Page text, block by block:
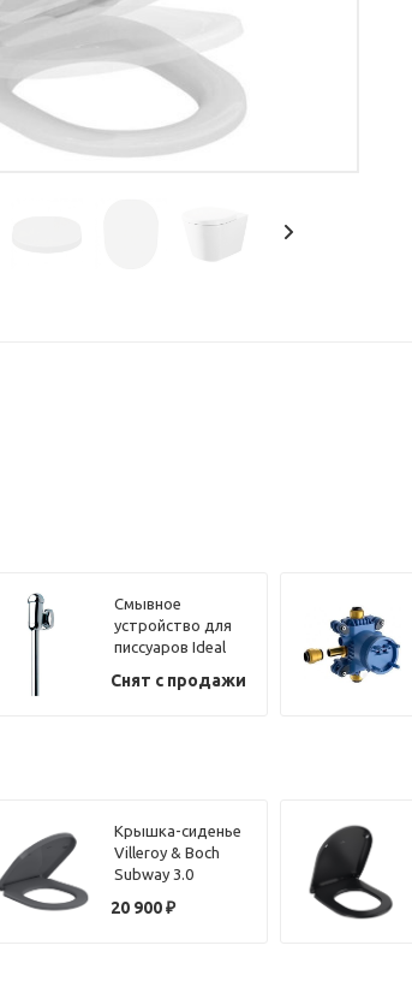
Смывное
устройство для
писсуаров Ideal
автоматическое
Снят с продажи
Крышка-сиденье
Villeroy & Boch
Subway 3.0
микролифтом,
20 900₽